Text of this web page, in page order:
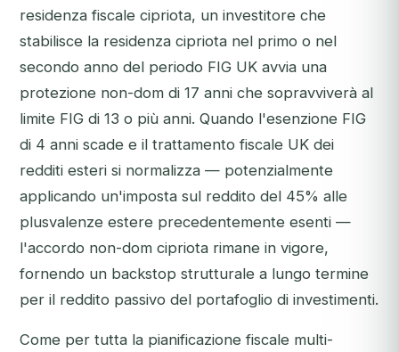
residenza fiscale cipriota, un investitore che
stabilisce la residenza cipriota nel primo o nel
secondo anno del periodo FIG UK avvia una
protezione non-dom di 17 anni che sopravviverà al
limite FIG di 13 o più anni. Quando l'esenzione FIG
di 4 anni scade e il trattamento fiscale UK dei
redditi esteri si normalizza — potenzialmente
applicando un'imposta sul reddito del 45% alle
plusvalenze estere precedentemente esenti —
l'accordo non-dom cipriota rimane in vigore,
fornendo un backstop strutturale a lungo termine
per il reddito passivo del portafoglio di investimenti.
Come per tutta la pianificazione fiscale multi-